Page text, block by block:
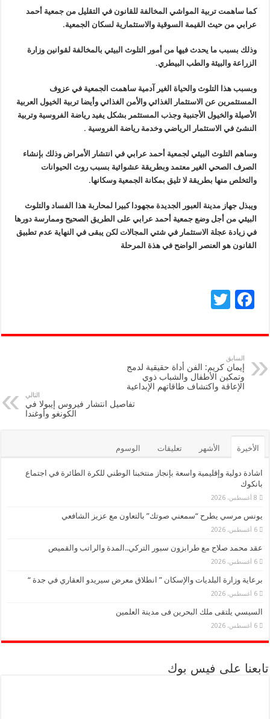
كما ساهمت تربية المواشي المخالفة للقانون في التقليل من جمعية أحمد
عرابي من حيث القيمة السوقية والاستثمارية لسكان الجمعية.
وذلك بسبب ما يحدث فيها من أمور التلوث البيئي بالمخالفة لقوانين وزارة
الزراعة والبيئة والطب البيطري.
وبسبب هذا التلوث والحياة الغير آدمية ساهمت الجمعية في عزوف
المستثمرين عن الاستثمار الغذائي والأمن الغذائي وأيضا تربية الخيول العربية
الأصيلة والخيول الأجنبية وجذب المستثمر بشكل يفيد رياضة الفروسية وتربية
النشئ في الاستثمار الرياضي وخدمة رياضة الفروسية .
وساهم التلوث البيئي لجمعية أحمد عرابي في انتشار الأمراض وذلك بإنشاء
الصرف الصحي الغير معتمد وبطريقة عشوائية بسبب روث الحيوانات
والتخلص منها بطريقة لا تليق بمكانة الجمعية وسكانها.
ويبذل جهاز مدينة العبور الجديدة مجهودا كبيرا لمحاربة هذا الفساد والتلوث
البيئي من أجل وضع جمعية أحمد عرابي على الطريق الصحيح وممارسة دورها
في زيادة عجلة الاستثمار في شتي المجالات لكن يبقى في النهاية عدم تطبيق
القانون هو العنصر الواضح في هذة المرحلة
F
e
b
o
o
tt
er
السابق
إيمان كريم: الفن أداة حقيقية لدمج
وتمكين الأطفال والشباب ذوي
الإعاقة واكتشاف طاقاتهم الإبداعية
التالي
تفاصيل انتشار فيروس إيبولا في
الكونغو وأوغندا
الأخيرة الأشهر تعليقات الوسوم
اشادة دولية وإقليمية واسعة بإنجاز منتخبنا الوطني للكرة الطائرة في اجتماع
بانكوك
8 أغسطس، 2026
يونس مرسي يطرح “سمعني صوتك” بالتعاون مع عزيز الشافعي
6 أغسطس، 2026
عقد محمد صلاح مع طرابزون سبور التركي..المدة والراتب والقميص
6 أغسطس، 2026
برعاية وزارة البلديات والإسكان ” انطلاق معرض سيريدو العقاري في جدة “
6 أغسطس، 2026
السيسي يلتقى ملك البحرين فى مدينة العلمين
6 أغسطس، 2026
تابعنا على فيس بوك